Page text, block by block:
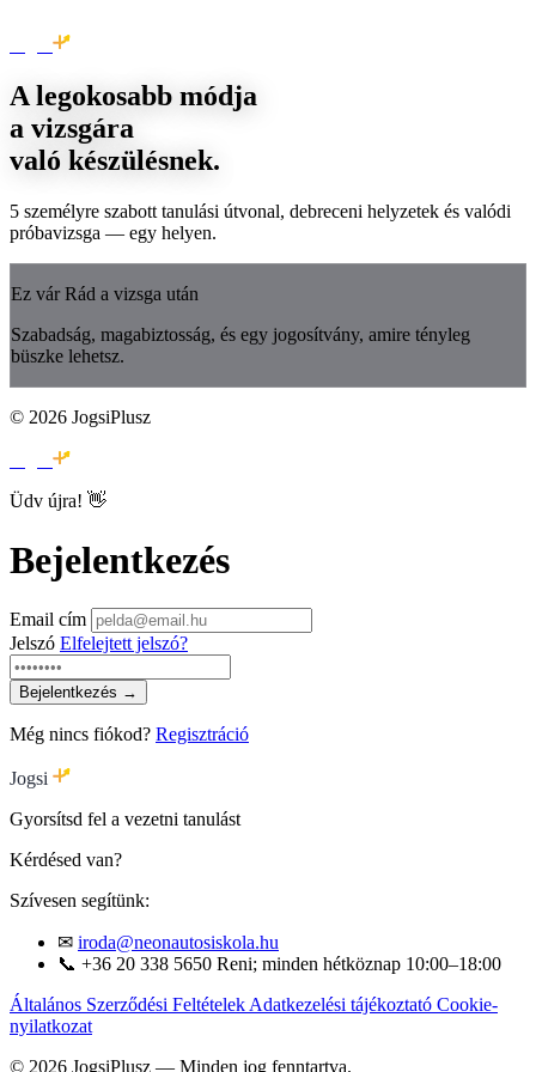
A legokosabb módja
a vizsgára
való készülésnek.
5 személyre szabott tanulási útvonal, debreceni helyzetek és valódi
próbavizsga — egy helyen.
Ez vár Rád a vizsga után
Szabadság, magabiztosság, és egy jogosítvány, amire tényleg
büszke lehetsz.
© 2026 JogsiPlusz
Üdv újra! 👋
Bejelentkezés
Email cím
Jelszó Elfelejtett jelszó?
Bejelentkezés →
Még nincs fiókod? Regisztráció
Jogsi
Gyorsítsd fel a vezetni tanulást
Kérdésed van?
Szívesen segítünk:
✉ iroda@neonautosiskola.hu
📞 +36 20 338 5650 Reni; minden hétköznap 10:00–18:00
Általános Szerződési Feltételek Adatkezelési tájékoztató Cookie-
nyilatkozat
© 2026 JogsiPlusz — Minden jog fenntartva.